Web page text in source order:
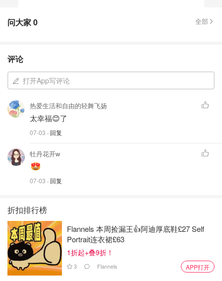
问大家0 全部
评论
打开App写评论
热爱生活和自由的轻舞飞扬
太幸福😊了
07-03 · 回复
牡丹花开w
07-03 · 回复
折扣排行榜
Flannels 本周捡漏王👍阿迪厚底鞋£27 Self
Portrait连衣裙£63
1折起+叠9折！
3 Flannels APP打开